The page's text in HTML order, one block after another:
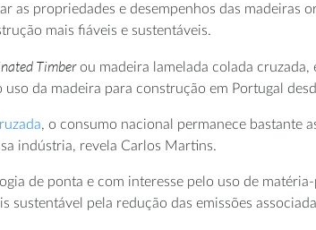
as propriedades e desempenhos das madeiras
mais fiáveis e sustentáveis.
Timberou madeira lamelada colada cruzada,
da madeira para construção em Portugal
, o consumo nacional permanece bastante
indústria, revela Carlos Martins.
de ponta e com interesse pelo uso de
pela redução das emissões